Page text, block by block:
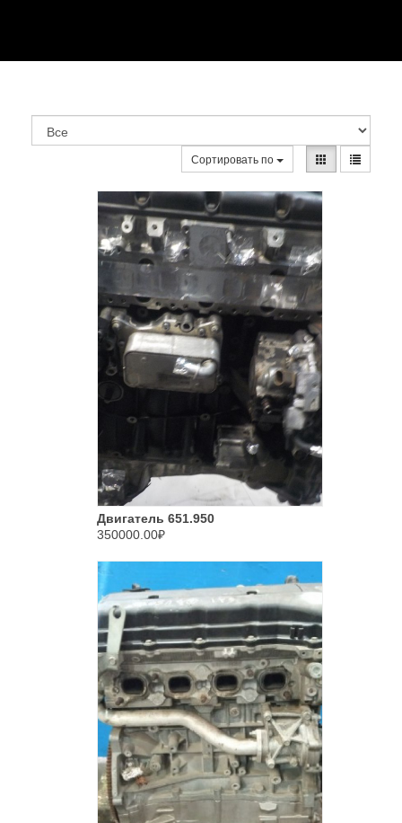
Сортировать по
Двигатель 651.950
350000.00₽